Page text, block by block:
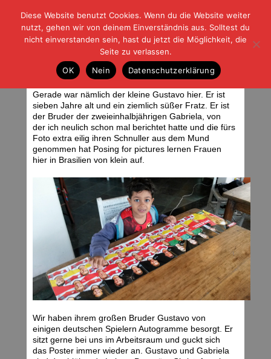
| | |BLOG-GFußball und der Rest
HOME|REGELN|IMPRESSUM |DATENSCHUTZ
Gegensätze
Montag, 07.07.14 | 05:57 Uhr
Foto: JCM
Gerade war nämlich der kleine Gustavo hier. Er ist
sieben Jahre alt und ein ziemlich süßer Fratz. Er ist
der Bruder der zweieinhalbjährigen Gabriela, von
der ich neulich schon mal berichtet hatte und die fürs
Foto extra eilig ihren Schnuller aus dem Mund
genommen hat Posing for pictures lernen Frauen
hier in Brasilien von klein auf.
Wir haben ihrem großen Bruder Gustavo von
einigen deutschen Spielern Autogramme besorgt. Er
sitzt gerne bei uns im Arbeitsraum und guckt sich
das Poster immer wieder an. Gustavo und Gabriela
Diese Website benutzt Cookies. Wenn du die Website weiter
nutzt, gehen wir von deinem Einverständnis aus. Solltest du
nicht einverstanden sein, hast du jetzt die Möglichkeit, die
Seite zu verlassen.
OK
Nein Datenschutzerklärung